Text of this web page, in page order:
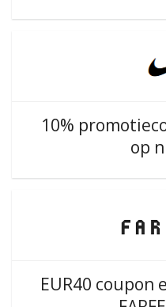
10%
op
EUR40